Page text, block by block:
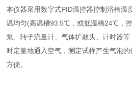
本仪器采用数字式PID温控器控制浴槽温
温均匀(高温槽93.5℃，或低温槽24℃，
泵、转子流量计、气体扩散头、计时器
时定量地通入空气，测定试样产生气泡
方便。